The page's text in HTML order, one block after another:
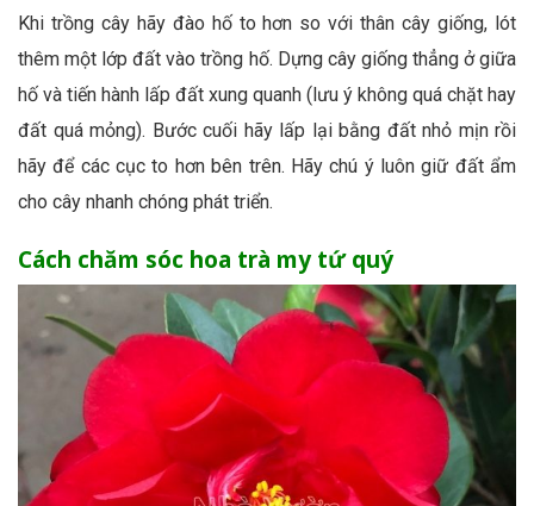
Khi trồng cây hãy đào hố to hơn so với thân cây giống, lót
thêm một lớp đất vào trồng hố. Dựng cây giống thẳng ở giữa
hố và tiến hành lấp đất xung quanh (lưu ý không quá chặt hay
đất quá mỏng). Bước cuối hãy lấp lại bằng đất nhỏ mịn rồi
hãy để các cục to hơn bên trên. Hãy chú ý luôn giữ đất ẩm
cho cây nhanh chóng phát triển.
Cách chăm sóc hoa trà my tứ quý